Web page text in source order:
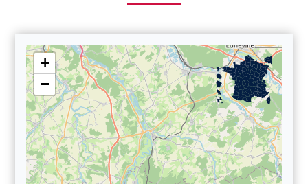
+
−